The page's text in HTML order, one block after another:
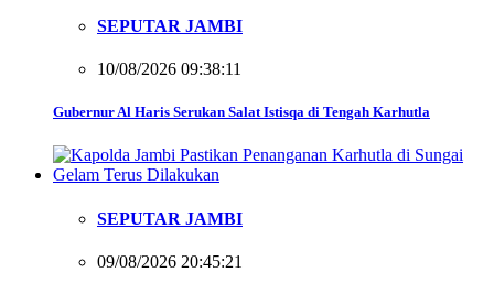
SEPUTAR JAMBI
10/08/2026 09:38:11
Gubernur Al Haris Serukan Salat Istisqa di Tengah Karhutla
SEPUTAR JAMBI
09/08/2026 20:45:21